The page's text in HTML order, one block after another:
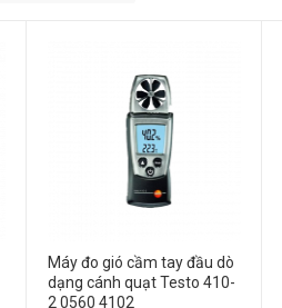
Máy đo gió cầm tay đầu dò
dạng cánh quạt Testo 410-
2 0560 4102